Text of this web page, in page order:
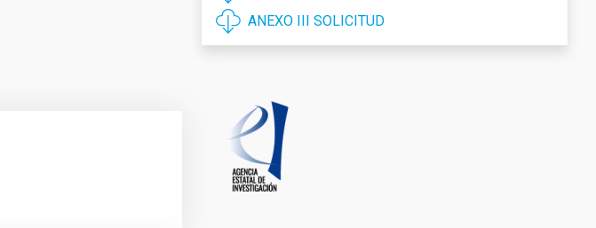
ANEXO III SOLICITUD